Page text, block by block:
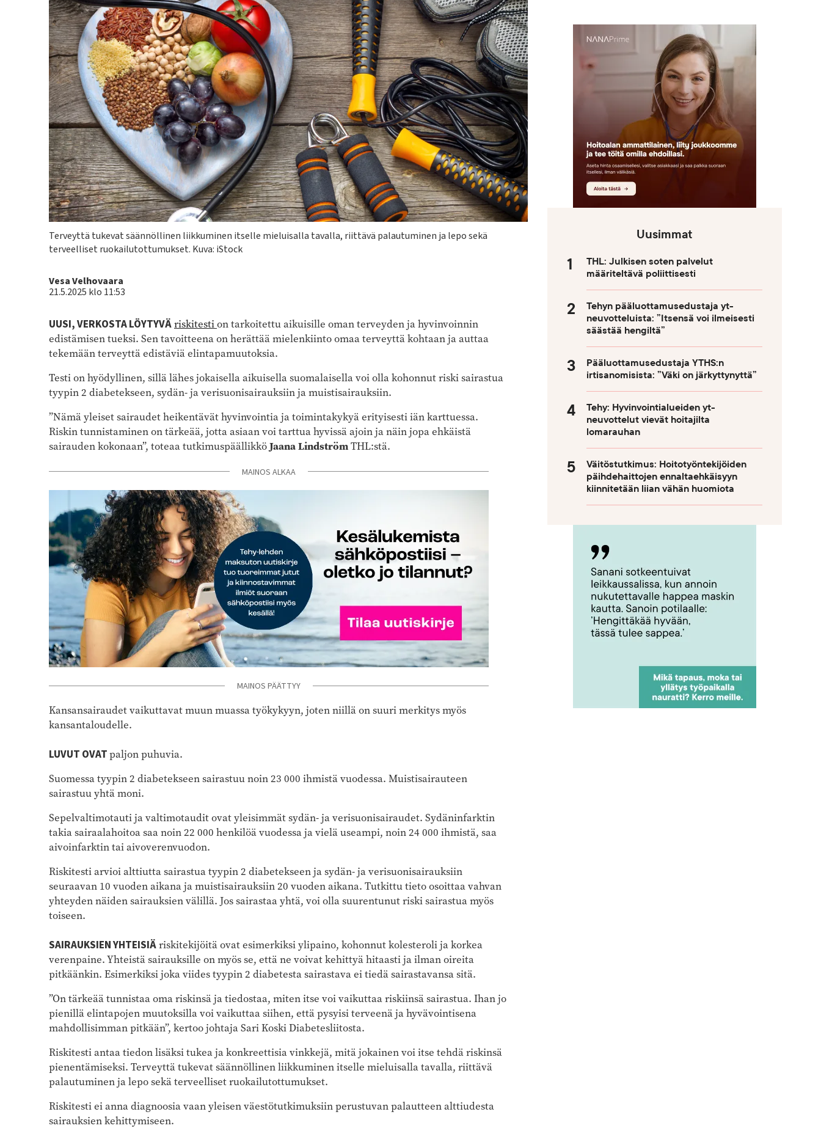
Kuvateksti
Terveyttä tukevat säännöllinen liikkuminen itselle mieluisalla tavalla, riittävä palautuminen ja lepo sekä
terveelliset ruokailutottumukset. Kuva: iStock
Kirjoittaja
Vesa Velhovaara
21.5.2025 klo 11:53
UUSI, VERKOSTA LÖYTYVÄriskitestion tarkoitettu aikuisille oman terveyden ja hyvinvoinnin
edistämisen tueksi. Sen tavoitteena on herättää mielenkiinto omaa terveyttä kohtaan ja auttaa
tekemään terveyttä edistäviä elintapamuutoksia.
Testi on hyödyllinen, sillä lähes jokaisella aikuisella suomalaisella voi olla kohonnut riski sairastua
tyypin 2 diabetekseen, sydän- ja verisuonisairauksiin ja muistisairauksiin.
”Nämä yleiset sairaudet heikentävät hyvinvointia ja toimintakykyä erityisesti iän karttuessa.
Riskin tunnistaminen on tärkeää, jotta asiaan voi tarttua hyvissä ajoin ja näin jopa ehkäistä
sairauden kokonaan”, toteaa tutkimuspäällikköJaana LindströmTHL:stä.
MAINOS ALKAA
MAINOS PÄÄTTYY
Kansansairaudet vaikuttavat muun muassa työkykyyn, joten niillä on suuri merkitys myös
kansantaloudelle.
LUVUT OVATpaljon puhuvia.
Suomessa tyypin 2 diabetekseen sairastuu noin 23 000 ihmistä vuodessa. Muistisairauteen
sairastuu yhtä moni.
Sepelvaltimotauti ja valtimotaudit ovat yleisimmät sydän- ja verisuonisairaudet. Sydäninfarktin
takia sairaalahoitoa saa noin 22 000 henkilöä vuodessa ja vielä useampi, noin 24 000 ihmistä, saa
aivoinfarktin tai aivoverenvuodon.
Riskitesti arvioi alttiutta sairastua tyypin 2 diabetekseen ja sydän- ja verisuonisairauksiin
seuraavan 10 vuoden aikana ja muistisairauksiin 20 vuoden aikana. Tutkittu tieto osoittaa vahvan
yhteyden näiden sairauksien välillä. Jos sairastaa yhtä, voi olla suurentunut riski sairastua myös
toiseen.
SAIRAUKSIEN YHTEISIÄriskitekijöitä ovat esimerkiksi ylipaino, kohonnut kolesteroli ja korkea
verenpaine. Yhteistä sairauksille on myös se, että ne voivat kehittyä hitaasti ja ilman oireita
pitkäänkin. Esimerkiksi joka viides tyypin 2 diabetesta sairastava ei tiedä sairastavansa sitä.
”On tärkeää tunnistaa oma riskinsä ja tiedostaa, miten itse voi vaikuttaa riskiinsä sairastua. Ihan jo
pienillä elintapojen muutoksilla voi vaikuttaa siihen, että pysyisi terveenä ja hyvävointisena
mahdollisimman pitkään”, kertoo johtaja Sari Koski Diabetesliitosta.
Riskitesti antaa tiedon lisäksi tukea ja konkreettisia vinkkejä, mitä jokainen voi itse tehdä riskinsä
pienentämiseksi. Terveyttä tukevat säännöllinen liikkuminen itselle mieluisalla tavalla, riittävä
palautuminen ja lepo sekä terveelliset ruokailutottumukset.
Riskitesti ei anna diagnoosia vaan yleisen väestötutkimuksiin perustuvan palautteen alttiudesta
sairauksien kehittymiseen.
Uusimmat
THL: Julkisen soten palvelut
määriteltävä poliittisesti
Tehyn pääluottamusedustaja yt-
neuvotteluista: ”Itsensä voi ilmeisesti
säästää hengiltä”
Pääluottamusedustaja YTHS:n
irtisanomisista: ”Väki on järkyttynyttä”
Tehy: Hyvinvointialueiden yt-
neuvottelut vievät hoitajilta
lomarauhan
Väitöstutkimus: Hoitotyöntekijöiden
päihdehaittojen ennaltaehkäisyyn
kiinnitetään liian vähän huomiota